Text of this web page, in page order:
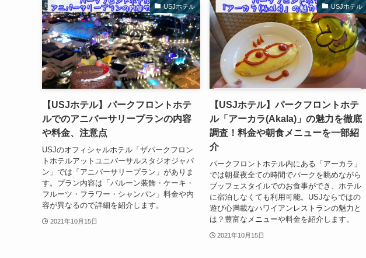
USJホテル
【USJホテル】パークフロントホテ
ルでのアニバーサリープランの内容
や料金、注意点
USJのオフィシャルホテル「ザパークフロン
トホテルアットユニバーサルスタジオジャパ
ン」では「アニバーサリープラン」がありま
す。プラン内容は「バルーン装飾・ケーキ・
フルーツ・フラワー・シャンパン」料金や内
容が異なるので詳細を紹介します。
2021年10月15日
USJホテル
【USJホテル】パークフロントホテ
ル「アーカラ(Akala)」の魅力を徹底
調査！料金や朝食メニューを一部紹
介
パークフロントホテル内にある「アーカラ」
では朝昼夜全ての時間でパークを眺めながら
ブッフェスタイルでのお食事ができ、ホテル
に宿泊しなくても利用可能。USJならではの
遊び心満載なハワイアンレストランの魅力と
は？豊富なメニューや料金を紹介します。
2021年10月15日